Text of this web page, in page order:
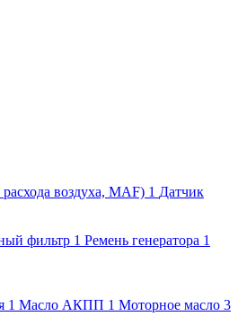
воздуха, MAF) 1 Датчик
фильтр 1 Ремень генератора 1
1 Масло АКПП 1 Моторное масло 3